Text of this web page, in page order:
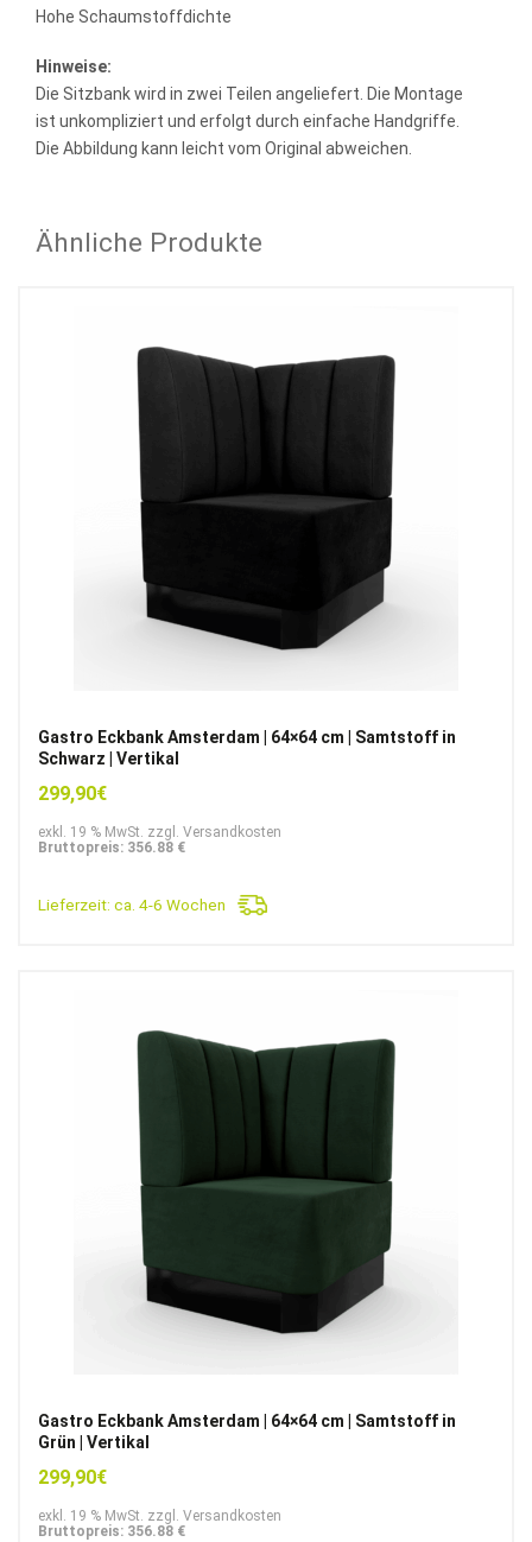
Hohe Schaumstoffdichte
Hinweise:
Die Sitzbank wird in zwei Teilen angeliefert. Die Montage
ist unkompliziert und erfolgt durch einfache Handgriffe.
Die Abbildung kann leicht vom Original abweichen.
Ähnliche Produkte
Gastro Eckbank Amsterdam | 64×64 cm | Samtstoff in
Schwarz | Vertikal
299,90€
exkl. 19 % MwSt. zzgl. Versandkosten
Bruttopreis: 356.88 €
Lieferzeit: ca. 4-6 Wochen
Gastro Eckbank Amsterdam | 64×64 cm | Samtstoff in
Grün | Vertikal
299,90€
exkl. 19 % MwSt. zzgl. Versandkosten
Bruttopreis: 356.88 €